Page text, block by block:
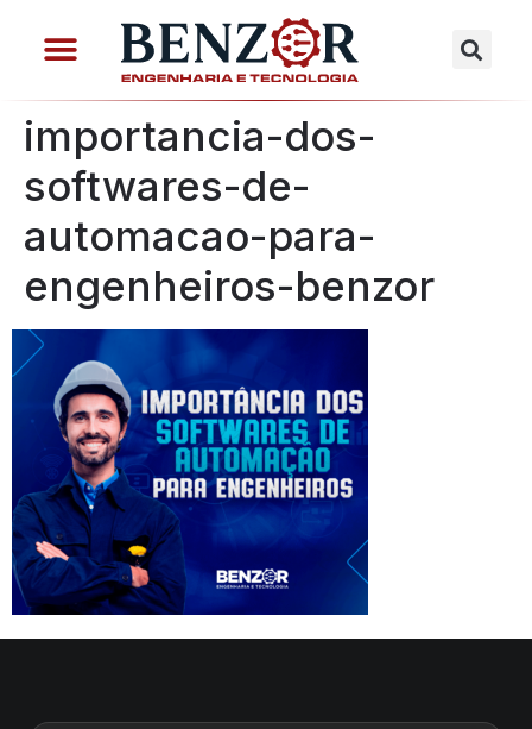
importancia-dos-
softwares-de-
automacao-para-
engenheiros-benzor